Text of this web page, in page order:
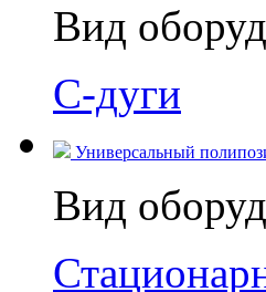
Вид
С-дуги
Универсальный
Вид